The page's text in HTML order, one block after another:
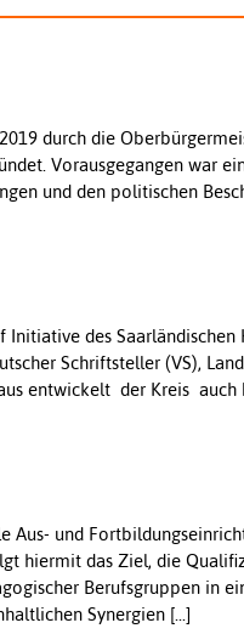
durch die
Vorausgegangen war
und den politischen
des
Schriftsteller (VS),
entwickelt der Kreis auch
Aus- und
hiermit das Ziel, die
Berufsgruppen in
Synergien [...]